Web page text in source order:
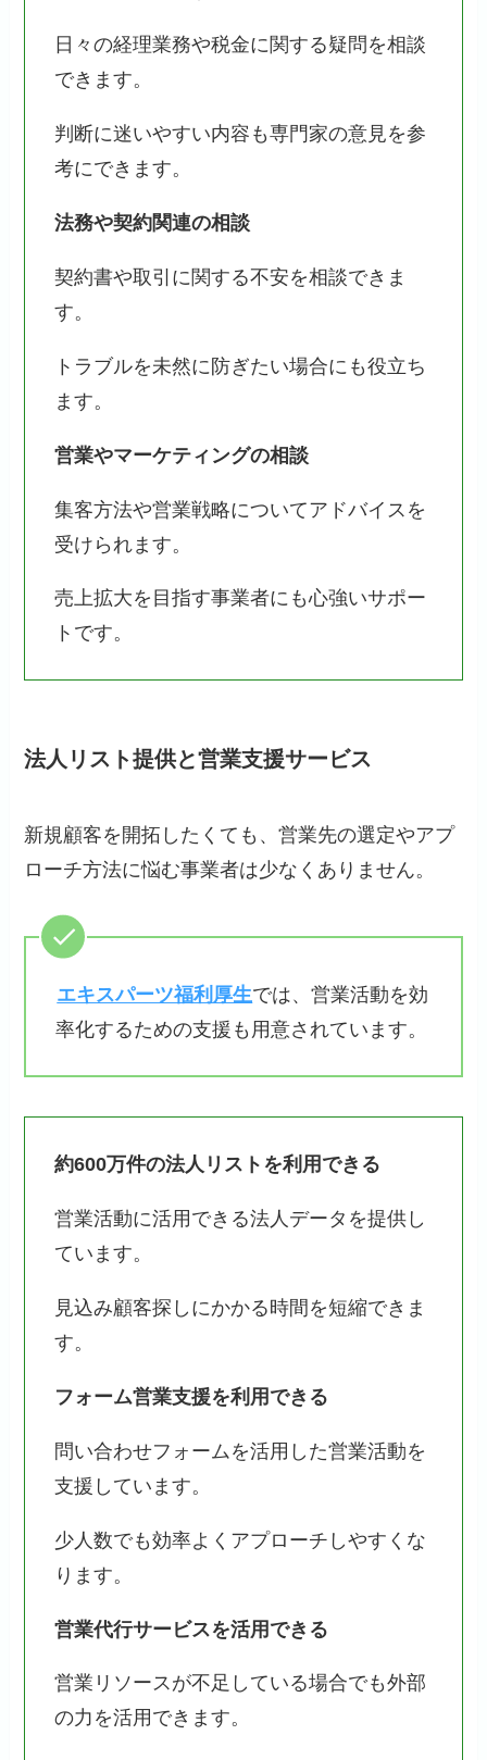
日々の経理業務や税金に関する疑問を相談
できます。
判断に迷いやすい内容も専門家の意見を参
考にできます。
法務や契約関連の相談
契約書や取引に関する不安を相談できま
す。
トラブルを未然に防ぎたい場合にも役立ち
ます。
営業やマーケティングの相談
集客方法や営業戦略についてアドバイスを
受けられます。
売上拡大を目指す事業者にも心強いサポー
トです。
法人リスト提供と営業支援サービス
新規顧客を開拓したくても、営業先の選定やアプ
ローチ方法に悩む事業者は少なくありません。
エキスパーツ福利厚生では、営業活動を効
率化するための支援も用意されています。
約600万件の法人リストを利用できる
営業活動に活用できる法人データを提供し
ています。
見込み顧客探しにかかる時間を短縮できま
す。
フォーム営業支援を利用できる
問い合わせフォームを活用した営業活動を
支援しています。
少人数でも効率よくアプローチしやすくな
ります。
営業代行サービスを活用できる
営業リソースが不足している場合でも外部
の力を活用できます。